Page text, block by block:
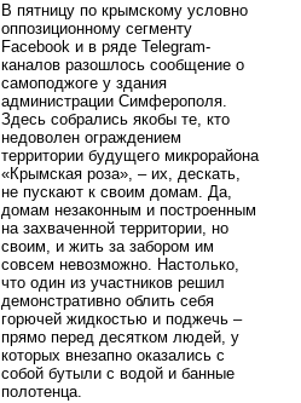
В пятницу по крымскому условно
оппозиционному сегменту
Facebook и в ряде Telegram-
каналов разошлось сообщение о
самоподжоге у здания
администрации Симферополя.
Здесь собрались якобы те, кто
недоволен ограждением
территории будущего микрорайона
«Крымская роза», – их, дескать,
не пускают к своим домам. Да,
домам незаконным и построенным
на захваченной территории, но
своим, и жить за забором им
совсем невозможно. Настолько,
что один из участников решил
демонстративно облить себя
горючей жидкостью и поджечь –
прямо перед десятком людей, у
которых внезапно оказались с
собой бутыли с водой и банные
полотенца.